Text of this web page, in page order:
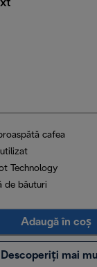
cafea
Technology
de băuturi
Adaugă în coș
Descoperiți mai